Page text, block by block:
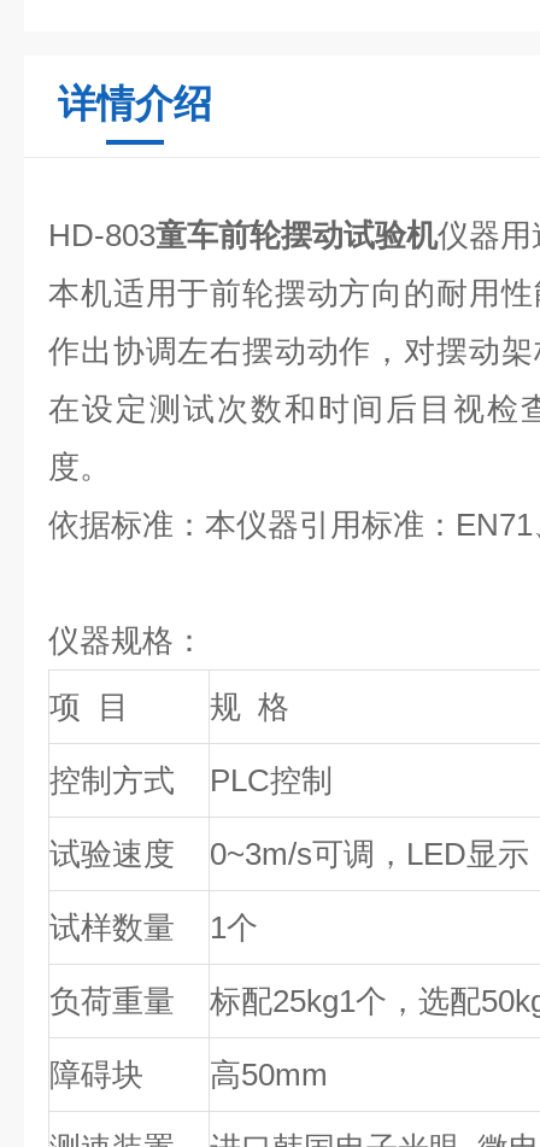
详情介绍
HD-803童车前轮摆动试验机仪器用
本机适用于前轮摆动方向的耐用
作出协调左右摆动动作，对摆动
在设定测试次数和时间后目视检
度。
依据标准：本仪器引用标准：
仪器规格：
项 目
规 格
控制方式 PLC控制
试验速度 0~3m/s可调，LED显示
试样数量 1个
负荷重量 标配25kg1个，选配
障碍块 高50mm